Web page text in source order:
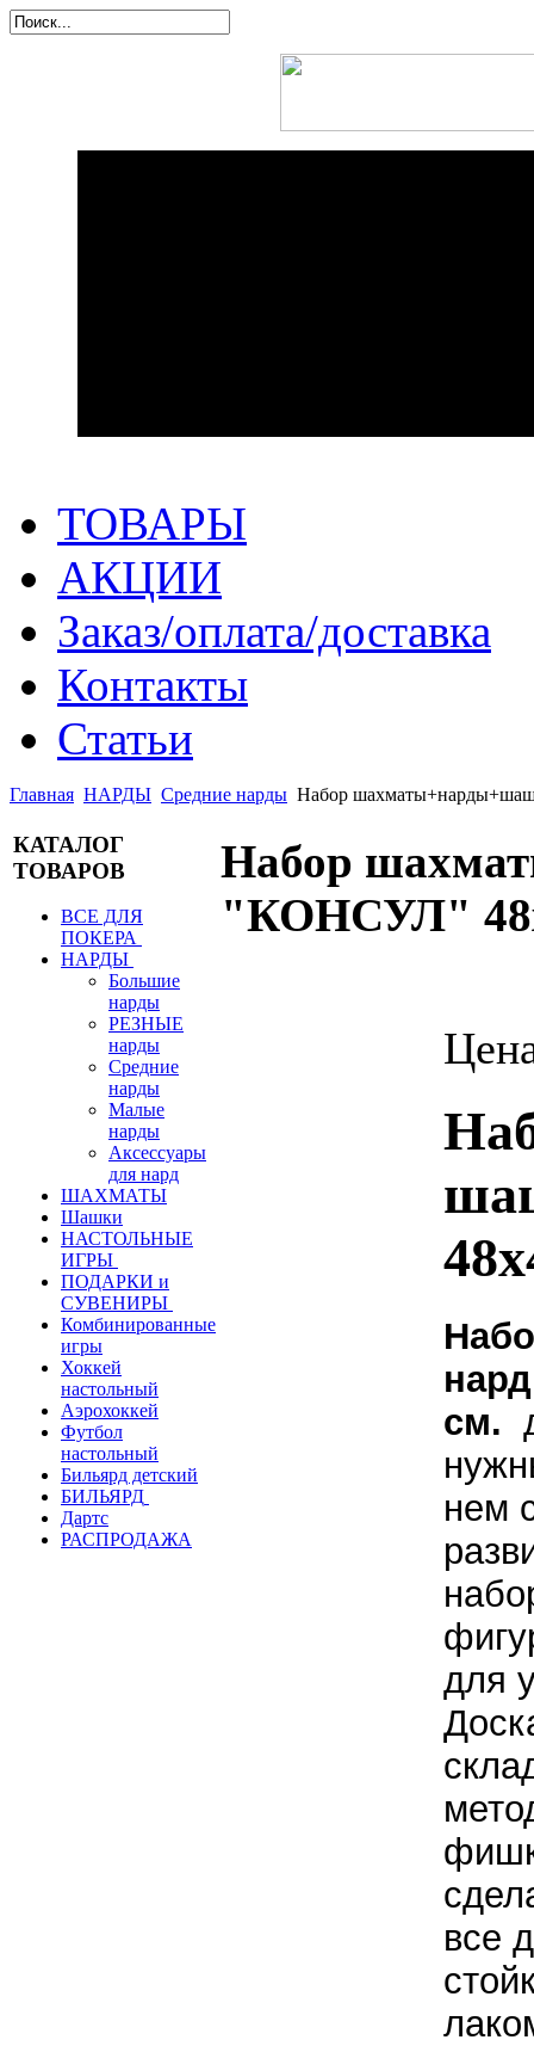
ТОВАРЫ
АКЦИИ
Заказ/оплата/доставка
Контакты
Статьи
Главная НАРДЫ Средние нарды Набор
КАТАЛОГ
ТОВАРОВ
ВСЕ ДЛЯ
ПОКЕРА
НАРДЫ
Большие
нарды
РЕЗНЫЕ
нарды
Средние
нарды
Малые
нарды
Аксессуары
для нард
ШАХМАТЫ
Шашки
НАСТОЛЬНЫЕ
ИГРЫ
ПОДАРКИ и
СУВЕНИРЫ
Комбинированные
игры
Хоккей
настольный
Аэрохоккей
Футбол
настольный
Бильярд детский
БИЛЬЯРД
Дартс
РАСПРОДАЖА
Набор
"КОНСУЛ"
см.
нем
для
все